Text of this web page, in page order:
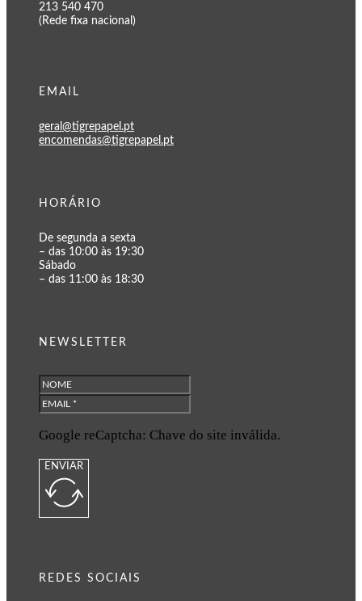
213 540 470
(Rede fixa nacional)
EMAIL
geral@tigrepapel.pt
encomendas@tigrepapel.pt
HORÁRIO
De segunda a sexta
– das 10:00 às 19:30
Sábado
– das 11:00 às 18:30
NEWSLETTER
Google reCaptcha: Chave do site inválida.
ENVIAR
REDES SOCIAIS